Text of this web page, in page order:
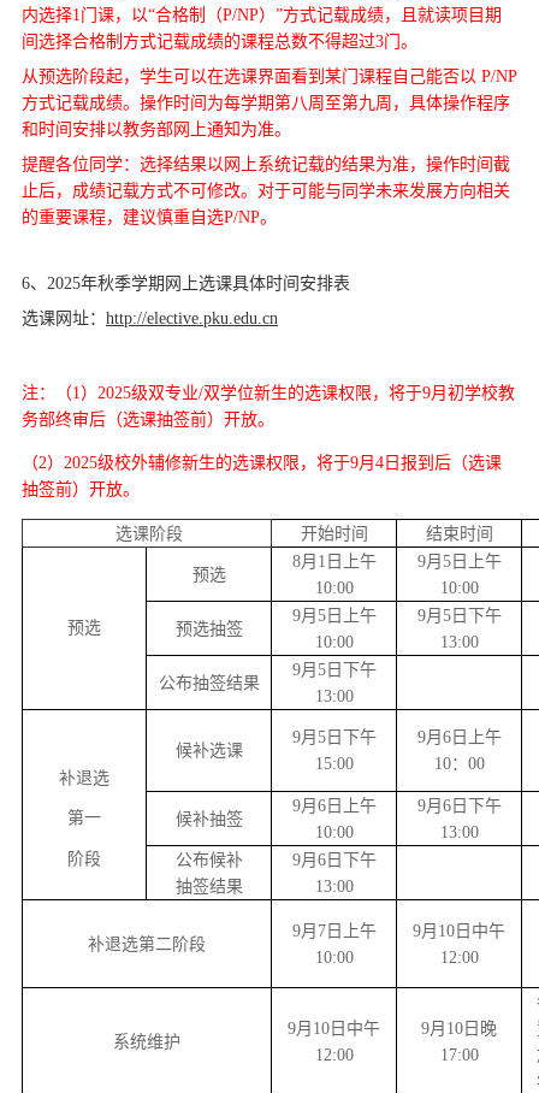
内选择1门课，以“合格制（P/NP）”方式记载成绩，且就读项目期
间选择合格制方式记载成绩的课程总数不得超过3门。
从预选阶段起，学生可以在选课界面看到某门课程自己能否以 P/NP
方式记载成绩。操作时间为每学期第八周至第九周，具体操作程序
和时间安排以教务部网上通知为准。
提醒各位同学：选择结果以网上系统记载的结果为准，操作时间截
止后，成绩记载方式不可修改。对于可能与同学未来发展方向相关
的重要课程，建议慎重自选P/NP。
6、2025年秋季学期网上选课具体时间安排表
选课网址： http://elective.pku.edu.cn
注：（1）2025级双专业/双学位新生的选课权限，将于9月初学校教
务部终审后（选课抽签前）开放。
（2）2025级校外辅修新生的选课权限，将于9月4日报到后（选课
抽签前）开放。
选课阶段 开始时间 结束时间
预选
8月1日上午
10:00
9月5日上午
10:00
预选 预选抽签
9月5日上午
10:00
9月5日下午
13:00
公布抽签结果
9月5日下午
13:00
候补选课
9月5日下午
15:00
9月6日上午
10：00
补退选
第一 候补抽签
9月6日上午
10:00
9月6日下午
13:00
阶段
公布候补
9月6日下午
13:00
抽签结果
补退选第二阶段
9月7日上午
10:00
9月10日中午
12:00
系统维护
9月10日中午
12:00
9月10日晚
17:00